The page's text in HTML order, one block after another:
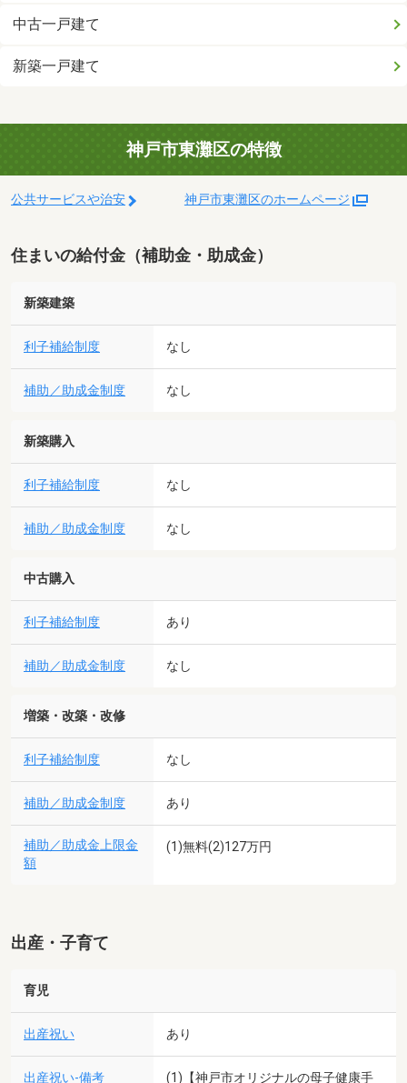
中古一戸建て
新築一戸建て
神戸市東灘区の特徴
公共サービスや治安 神戸市東灘区のホームページ
住まいの給付金（補助金・助成金）
新築建築
利子補給制度 なし
補助／助成金制度 なし
新築購入
利子補給制度 なし
補助／助成金制度 なし
中古購入
利子補給制度 あり
補助／助成金制度 なし
増築・改築・改修
利子補給制度 なし
補助／助成金制度 あり
補助／助成金上限金
額
(1)無料(2)127万円
出産・子育て
育児
出産祝い あり
出産祝い-備考 (1)【神戸市オリジナルの母子健康手